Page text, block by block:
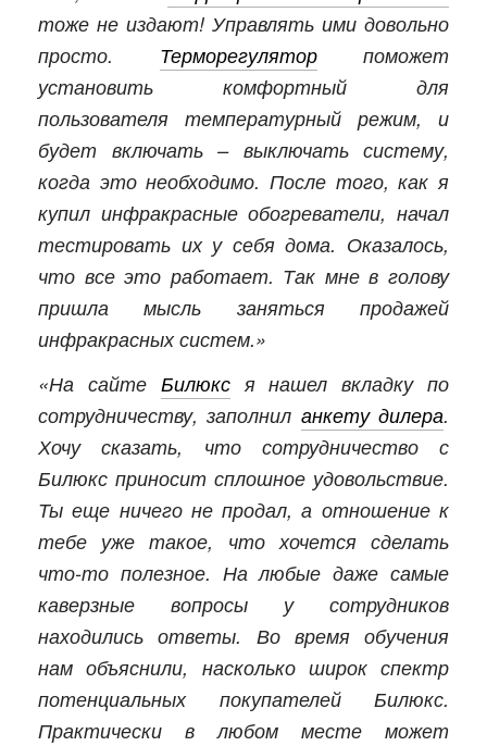
тоже не издают! Управлять ими довольно
просто. Терморегуляторпоможет
установить комфортный для
пользователя температурный режим, и
будет включать – выключать систему,
когда это необходимо. После того, как я
купил инфракрасные обогреватели, начал
тестировать их у себя дома. Оказалось,
что все это работает. Так мне в голову
пришла мысль заняться продажей
инфракрасных систем.»
«На сайте Билюкся нашел вкладку по
сотрудничеству, заполнил анкету дилера.
Хочу сказать, что сотрудничество с
Билюкс приносит сплошное удовольствие.
Ты еще ничего не продал, а отношение к
тебе уже такое, что хочется сделать
что-то полезное. На любые даже самые
каверзные вопросы у сотрудников
находились ответы. Во время обучения
нам объяснили, насколько широк спектр
потенциальных покупателей Билюкс.
Практически в любом месте может